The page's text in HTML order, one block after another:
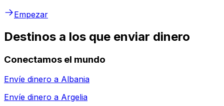
Empezar
Destinos a los que enviar dinero
Conectamos el mundo
Envíe dinero a Albania
Envíe dinero a Argelia